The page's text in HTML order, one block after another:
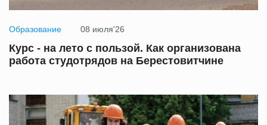
Образование 08 июля'26
Курс - на лето с пользой. Как организована
работа студотрядов на Берестовитчине